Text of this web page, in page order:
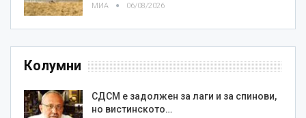
МИА 06/08/2026
Колумни
СДСМ е задолжен за лаги и за спинови,
но вистинското…